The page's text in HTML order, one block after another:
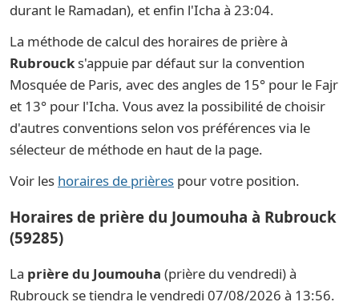
durant le Ramadan), et enfin l'Icha à 23:04.
La méthode de calcul des horaires de prière à
Rubrouck s'appuie par défaut sur la convention
Mosquée de Paris, avec des angles de 15° pour le Fajr
et 13° pour l'Icha. Vous avez la possibilité de choisir
d'autres conventions selon vos préférences via le
sélecteur de méthode en haut de la page.
Voir les horaires de prières pour votre position.
Horaires de prière du Joumouha à Rubrouck
(59285)
La prière du Joumouha (prière du vendredi) à
Rubrouck se tiendra le vendredi 07/08/2026 à 13:56.